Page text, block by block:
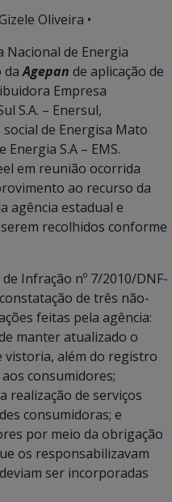
Oliveira •
Nacional de Energia
daAgepan de aplicação de
Empresa
S.A. – Enersul,
de Energisa Mato
S.A – EMS.
em reunião ocorrida
ao recurso da
agência estadual e
recolhidos conforme
Infração nº 7/2010/DNF-
de três não-
feitas pela agência:
manter atualizado o
vistoria, além do registro
consumidores;
realização de serviços
consumidoras; e
por meio da obrigação
os responsabilizavam
ser incorporadas